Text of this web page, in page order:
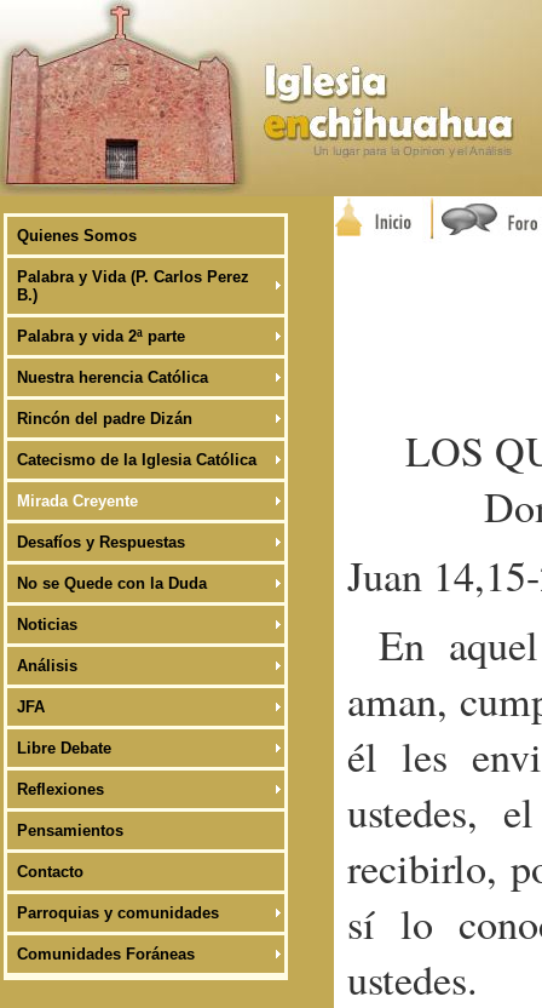
Quienes Somos
Palabra y Vida (P. Carlos Perez
B.)
Palabra y vida 2ª parte
Nuestra herencia Católica
Rincón del padre Dizán
Catecismo de la Iglesia Católica
Mirada Creyente
Desafíos y Respuestas
No se Quede con la Duda
Noticias
Análisis
JFA
Libre Debate
Reflexiones
Pensamientos
Contacto
Parroquias y comunidades
Comunidades Foráneas
LOS
Juan
En
aman,
él les
ustedes,
recibirlo,
sí lo
ustedes.